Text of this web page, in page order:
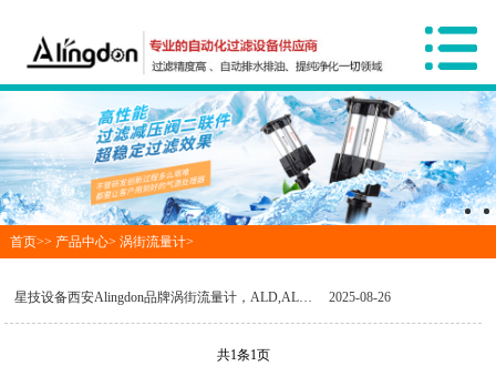
首页>> 产品中心> 涡街流量计>
星技设备西安Alingdon品牌涡街流量计，ALD,ALD-3200N 2025-08-26
共1条1页